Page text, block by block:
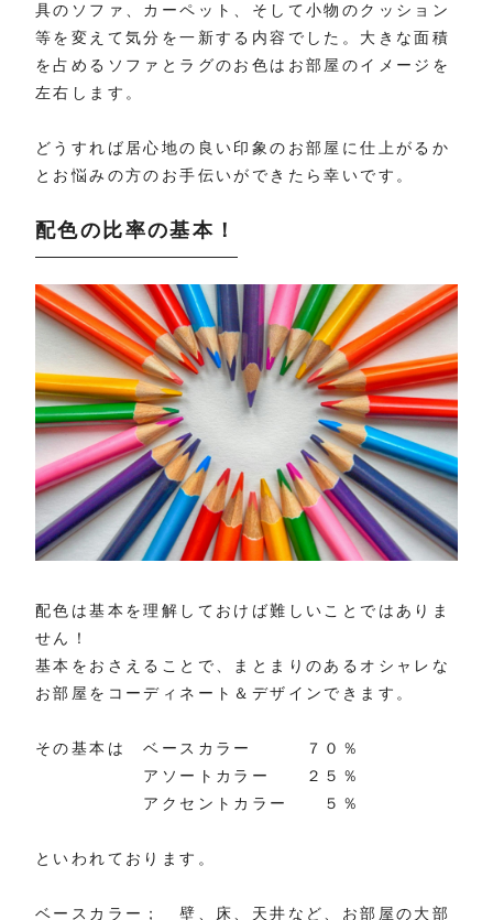
具のソファ、カーペット、そして小物のクッション
等を変えて気分を一新する内容でした。大きな面積
を占めるソファとラグのお色はお部屋のイメージを
左右します。
どうすれば居心地の良い印象のお部屋に仕上がるか
とお悩みの方のお手伝いができたら幸いです。
配色の比率の基本！
配色は基本を理解しておけば難しいことではありま
せん！
基本をおさえることで、まとまりのあるオシャレな
お部屋をコーディネート＆デザインできます。
その基本は ベースカラー ７０％
アソートカラー ２５％
アクセントカラー ５％
といわれております。
ベースカラー； 壁、床、天井など、お部屋の大部